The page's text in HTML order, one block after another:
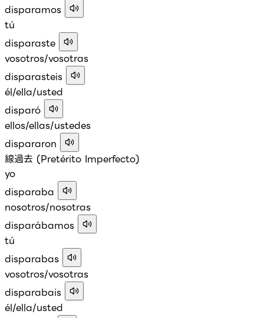
disparamos
tú
disparaste
vosotros/vosotras
disparasteis
él/ella/usted
disparó
ellos/ellas/ustedes
dispararon
線過去 (Pretérito Imperfecto)
yo
disparaba
nosotros/nosotras
disparábamos
tú
disparabas
vosotros/vosotras
disparabais
él/ella/usted